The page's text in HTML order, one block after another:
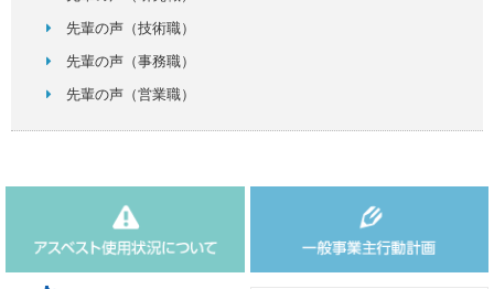
先輩の声（技術職）
先輩の声（事務職）
先輩の声（営業職）